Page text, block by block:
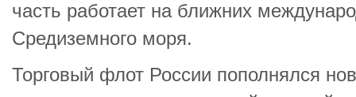
часть работает на ближних
Средиземного моря.
Торговый флот России пополнялся